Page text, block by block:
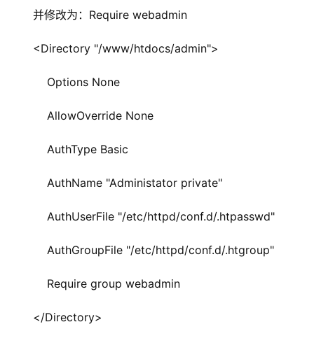
并修改为：Require webadmin
<Directory "/www/htdocs/admin">
Options None
AllowOverride None
AuthType Basic
AuthName "Administator private"
AuthUserFile "/etc/httpd/conf.d/.htpasswd"
AuthGroupFile "/etc/httpd/conf.d/.htgroup"
Require group webadmin
</Directory>